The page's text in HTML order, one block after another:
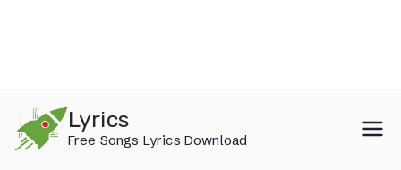
content
Lyrics
Free Songs Lyrics Download